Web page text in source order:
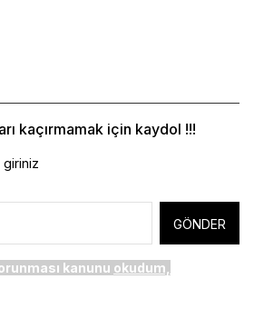
kaçırmamak için kaydol !!!
giriniz
GÖNDER
kanunu okudum,